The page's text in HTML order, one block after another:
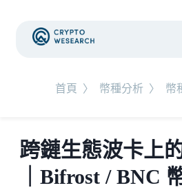
首頁 〉 幣種分析 〉 幣
跨鏈生態波卡上
｜Bifrost / BNC